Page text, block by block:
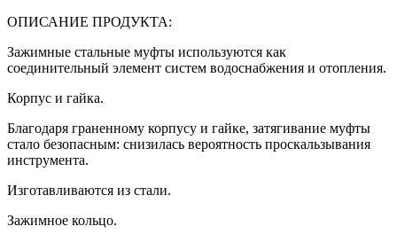
ОПИСАНИЕ ПРОДУКТА:
Зажимные стальные муфты используются как
соединительный элемент систем водоснабжения и отопления.
Корпус и гайка.
Благодаря граненному корпусу и гайке, затягивание муфты
стало безопасным: снизилась вероятность проскальзывания
инструмента.
Изготавливаются из стали.
Зажимное кольцо.